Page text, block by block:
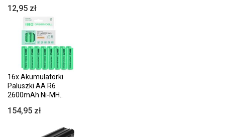
12,95 zł
16x Akumulatorki
Paluszki AA R6
2600mAh Ni-MH..
154,95 zł